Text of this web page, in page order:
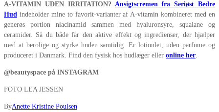
A-VITAMIN UDEN IRRITATION? Ansigtscremen fra Seriøst Bedre
Hud indeholder mine to favorit-varianter af A-vitamin kombineret med en
generøs portion niacinamid sammen med hyaluronsyre, squalane og
ceramider. Så du både får den aktive effekt og ingredienser, der hjælper
med at berolige og styrke huden samtidig. Er lotionlet, uden parfume og
produceret i Danmark. Find den fysisk hos hudlæger eller online her.
@beautyspace på INSTAGRAM
FOTO LEA JESSEN
ByAnette Kristine Poulsen